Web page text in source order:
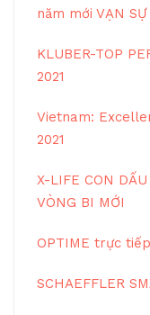
năm mới VẠN
KLUBER-TOP
2021
Vietnam:
2021
X-LIFE CON
VÒNG BI MỚI
OPTIME trực
SCHAEFFLER